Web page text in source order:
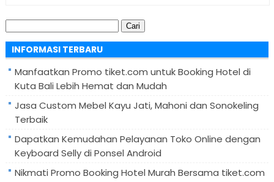
Cari
untuk:
INFORMASI TERBARU
Manfaatkan Promo tiket.com untuk Booking Hotel di
Kuta Bali Lebih Hemat dan Mudah
Jasa Custom Mebel Kayu Jati, Mahoni dan Sonokeling
Terbaik
Dapatkan Kemudahan Pelayanan Toko Online dengan
Keyboard Selly di Ponsel Android
Nikmati Promo Booking Hotel Murah Bersama tiket.com